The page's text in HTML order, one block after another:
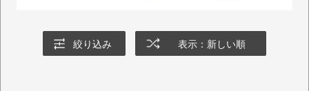
絞り込み 表示：新しい順